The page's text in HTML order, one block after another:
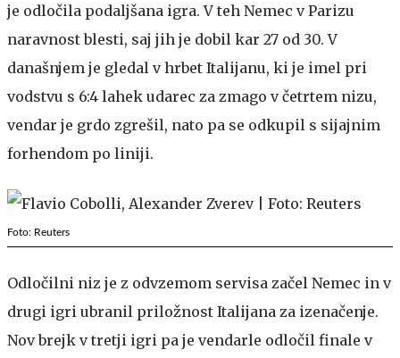
je odločila podaljšana igra. V teh Nemec v Parizu
naravnost blesti, saj jih je dobil kar 27 od 30. V
današnjem je gledal v hrbet Italijanu, ki je imel pri
vodstvu s 6:4 lahek udarec za zmago v četrtem nizu,
vendar je grdo zgrešil, nato pa se odkupil s sijajnim
forhendom po liniji.
Foto: Reuters
Odločilni niz je z odvzemom servisa začel Nemec in v
drugi igri ubranil priložnost Italijana za izenačenje.
Nov brejk v tretji igri pa je vendarle odločil finale v